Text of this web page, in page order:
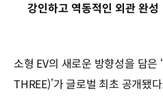
강인하고 역동적인 외관 완성
소형 EV의 새로운 방향성을 담
THREE)’가 글로벌 최초 공개됐